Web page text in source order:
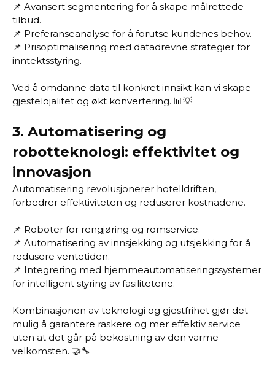
📌 Avansert segmentering for å skape målrettede
tilbud.
📌 Preferanseanalyse for å forutse kundenes behov.
📌 Prisoptimalisering med datadrevne strategier for
inntektsstyring.
Ved å omdanne data til konkret innsikt kan vi skape
gjestelojalitet og økt konvertering. 📊💡
3. Automatisering og
robotteknologi: effektivitet og
innovasjon
Automatisering revolusjonerer hotelldriften,
forbedrer effektiviteten og reduserer kostnadene.
📌 Roboter for rengjøring og romservice.
📌 Automatisering av innsjekking og utsjekking for å
redusere ventetiden.
📌 Integrering med hjemmeautomatiseringssystemer
for intelligent styring av fasilitetene.
Kombinasjonen av teknologi og gjestfrihet gjør det
mulig å garantere raskere og mer effektiv service
uten at det går på bekostning av den varme
velkomsten. 🤝🔧